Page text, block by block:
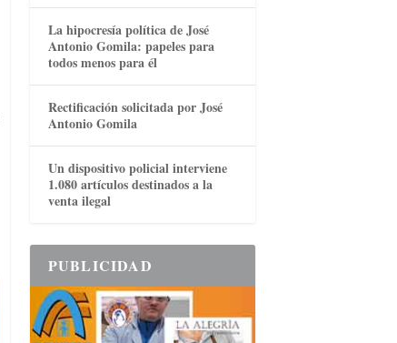
La hipocresía política de José
Antonio Gomila: papeles para
todos menos para él
Rectificación solicitada por José
Antonio Gomila
Un dispositivo policial interviene
1.080 artículos destinados a la
venta ilegal
PUBLICIDAD